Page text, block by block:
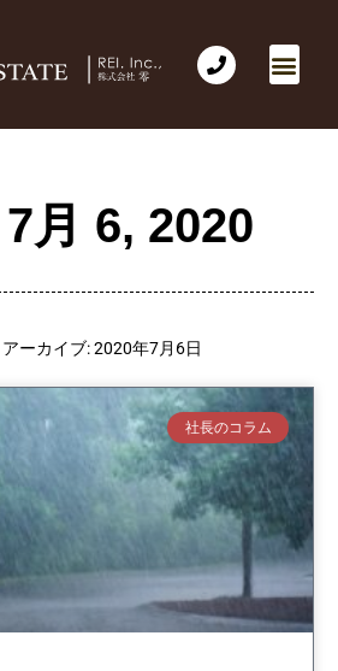
月 6, 2020
アーカイブ: 2020年7月6日
社長のコラム